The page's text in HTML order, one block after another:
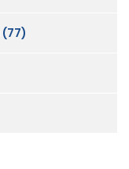
(77)